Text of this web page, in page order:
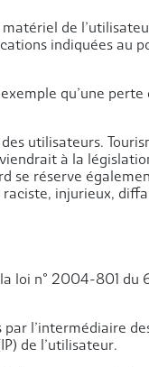
de
indiquées au
qu’une perte
utilisateurs.
à la
se réserve
injurieux,
loi n° 2004-801
l’intermédiaire
de l’utilisateur.